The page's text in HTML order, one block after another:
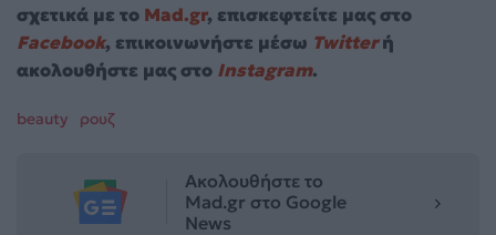
σχετικά με το Mad.gr, επισκεφτείτε μας στο
Facebook, επικοινωνήστε μέσω Twitterή
ακολουθήστε μας στο Instagram.
beauty ρουζ
Ακολουθήστε το
Mad.gr στο Google
News